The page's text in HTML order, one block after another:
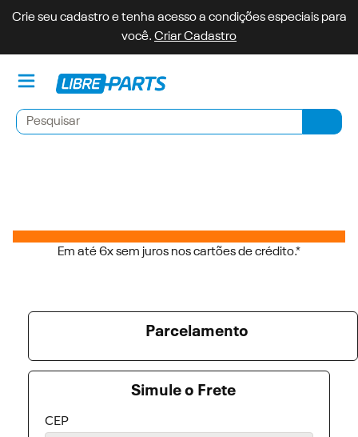
Crie seu cadastro e tenha acesso a condições especiais para
você. Criar Cadastro
Pesquisar
Em até 6x sem juros nos cartões de crédito.*
Parcelamento
Simule o Frete
CEP